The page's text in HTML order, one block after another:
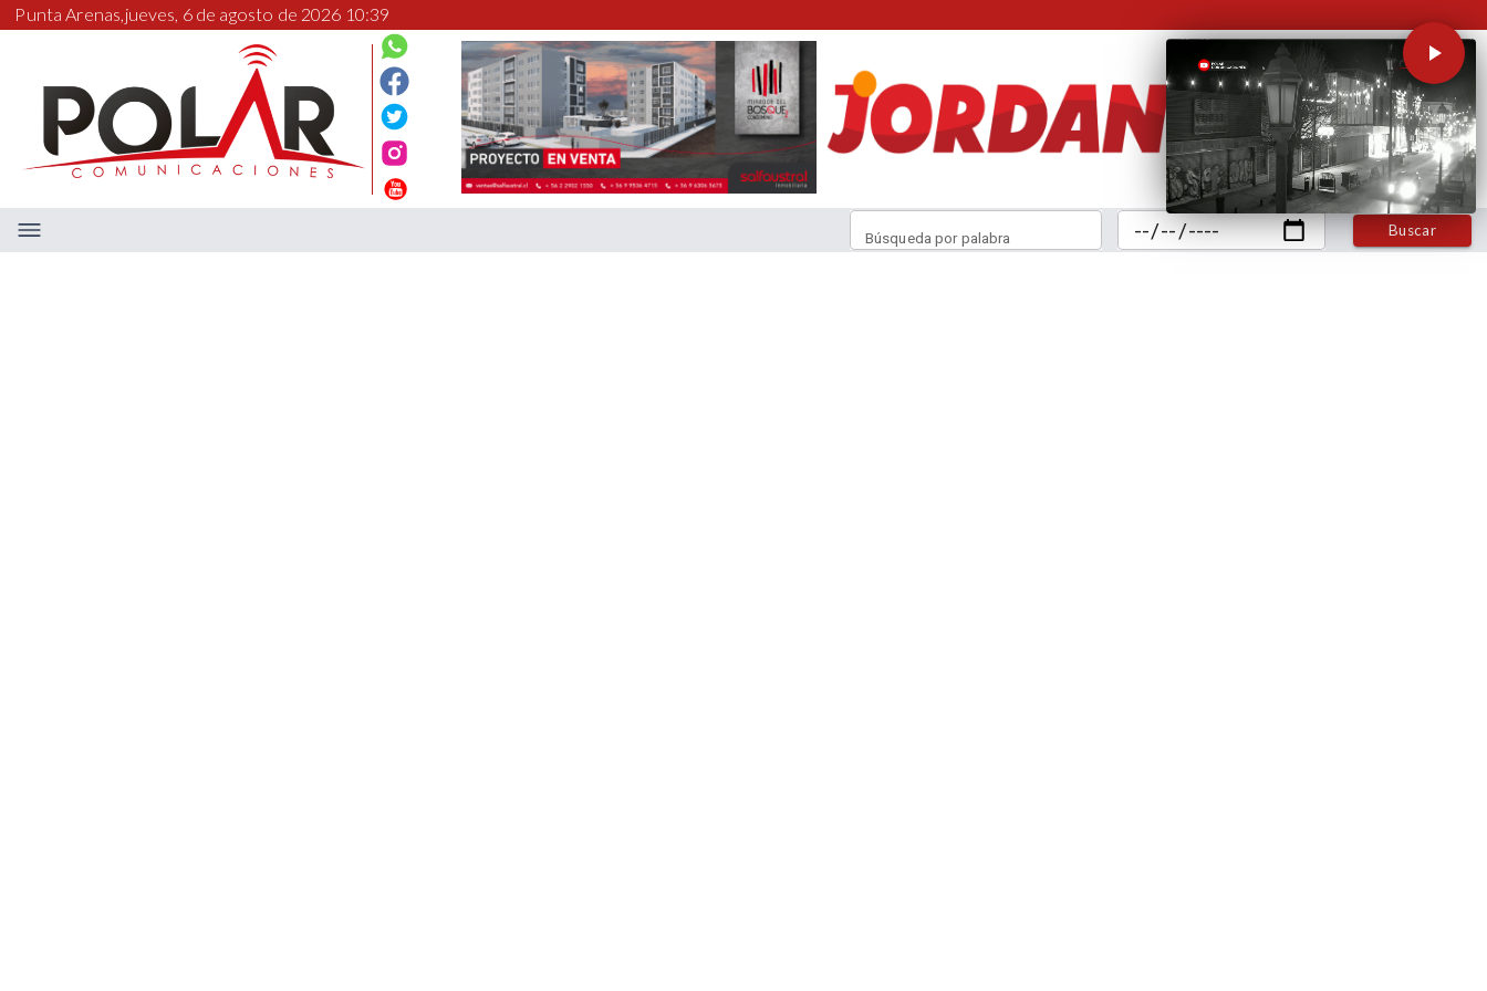
Punta Arenas,jueves, 6 de agosto de 2026 10:39
Buscar
Búsqueda por palabra